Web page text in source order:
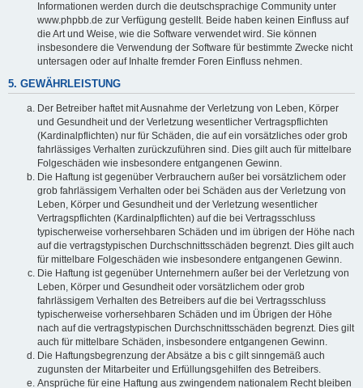
Informationen werden durch die deutschsprachige Community unter
www.phpbb.de zur Verfügung gestellt. Beide haben keinen Einfluss auf
die Art und Weise, wie die Software verwendet wird. Sie können
insbesondere die Verwendung der Software für bestimmte Zwecke nicht
untersagen oder auf Inhalte fremder Foren Einfluss nehmen.
5. GEWÄHRLEISTUNG
Der Betreiber haftet mit Ausnahme der Verletzung von Leben, Körper
und Gesundheit und der Verletzung wesentlicher Vertragspflichten
(Kardinalpflichten) nur für Schäden, die auf ein vorsätzliches oder grob
fahrlässiges Verhalten zurückzuführen sind. Dies gilt auch für mittelbare
Folgeschäden wie insbesondere entgangenen Gewinn.
Die Haftung ist gegenüber Verbrauchern außer bei vorsätzlichem oder
grob fahrlässigem Verhalten oder bei Schäden aus der Verletzung von
Leben, Körper und Gesundheit und der Verletzung wesentlicher
Vertragspflichten (Kardinalpflichten) auf die bei Vertragsschluss
typischerweise vorhersehbaren Schäden und im übrigen der Höhe nach
auf die vertragstypischen Durchschnittsschäden begrenzt. Dies gilt auch
für mittelbare Folgeschäden wie insbesondere entgangenen Gewinn.
Die Haftung ist gegenüber Unternehmern außer bei der Verletzung von
Leben, Körper und Gesundheit oder vorsätzlichem oder grob
fahrlässigem Verhalten des Betreibers auf die bei Vertragsschluss
typischerweise vorhersehbaren Schäden und im Übrigen der Höhe
nach auf die vertragstypischen Durchschnittsschäden begrenzt. Dies gilt
auch für mittelbare Schäden, insbesondere entgangenen Gewinn.
Die Haftungsbegrenzung der Absätze a bis c gilt sinngemäß auch
zugunsten der Mitarbeiter und Erfüllungsgehilfen des Betreibers.
Ansprüche für eine Haftung aus zwingendem nationalem Recht bleiben